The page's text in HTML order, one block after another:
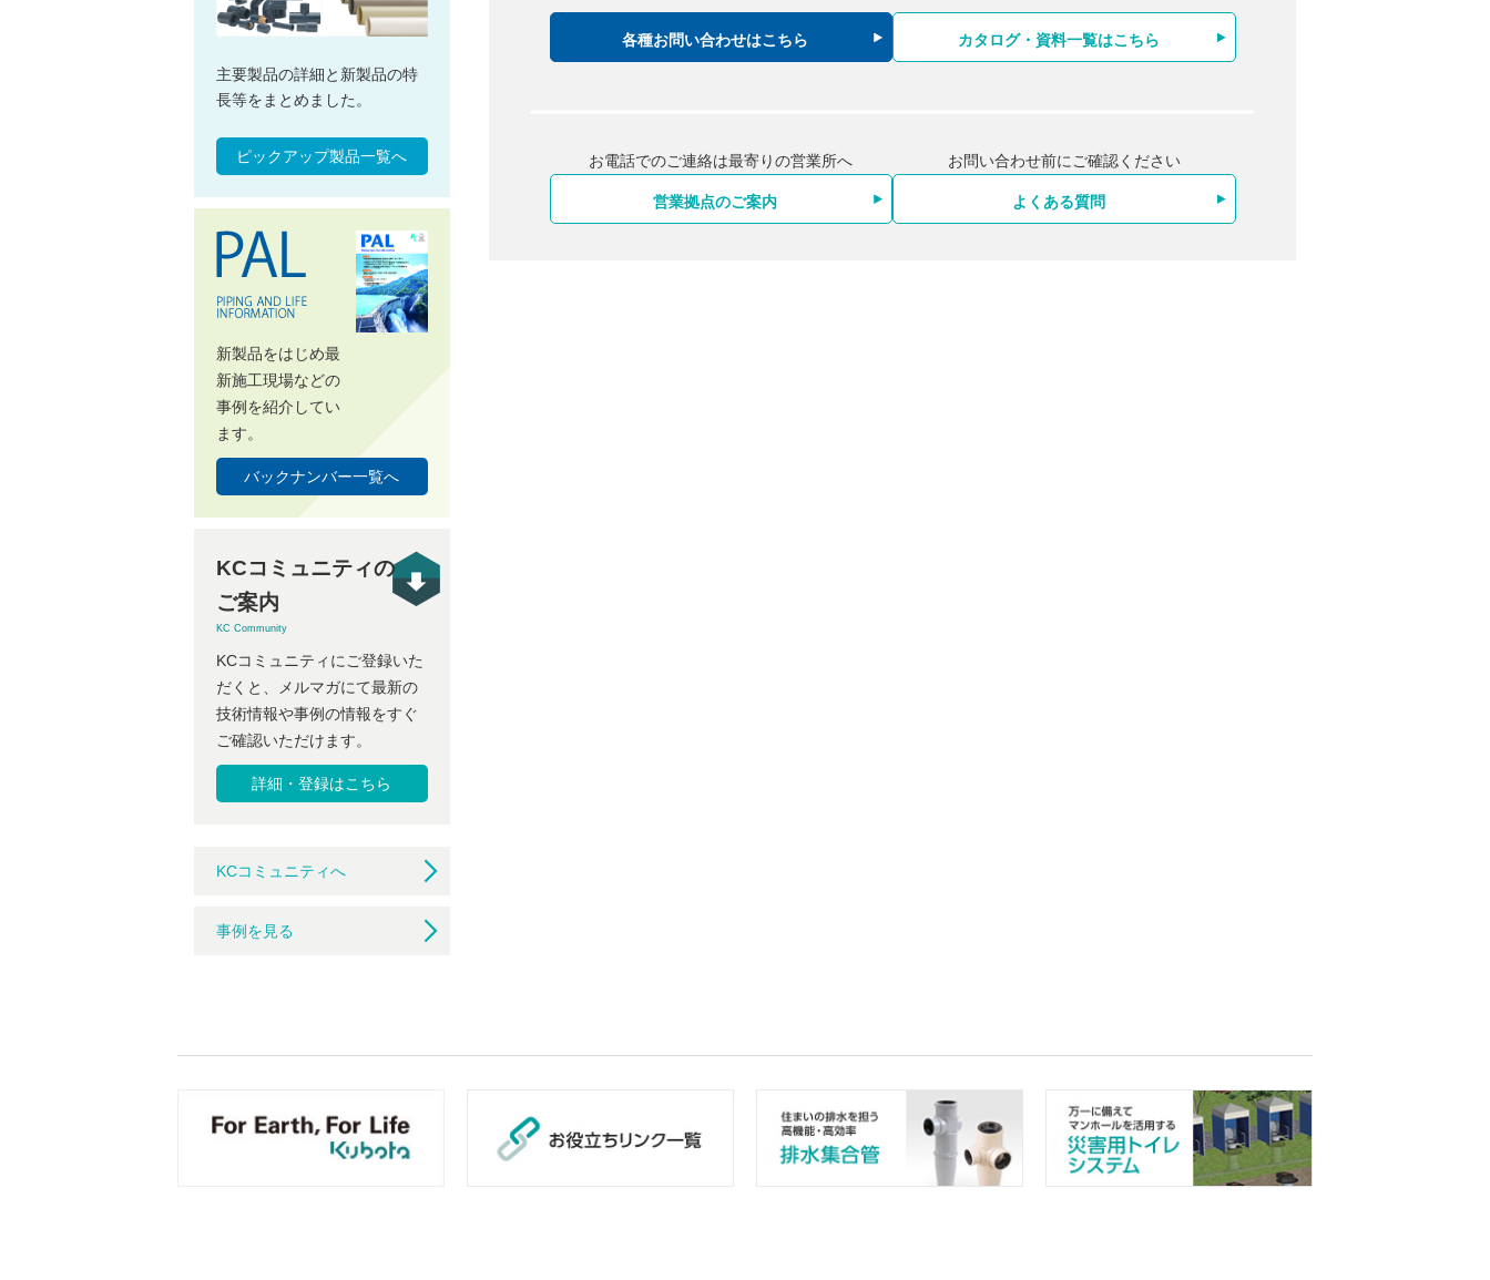
各種お問い合わせはこちら カタログ・資料一覧はこちら
お電話でのご連絡は最寄りの営業所へ
営業拠点のご案内
お問い合わせ前にご確認ください
よくある質問
主要製品の詳細と新製品の特
長等をまとめました。
ピックアップ製品一覧へ
新製品をはじめ最
新施工現場などの
事例を紹介してい
ます。
バックナンバー一覧へ
KCコミュニティの
ご案内
KC Community
KCコミュニティにご登録いた
だくと、メルマガにて最新の
技術情報や事例の情報をすぐ
ご確認いただけます。
詳細・登録はこちら
KCコミュニティへ
事例を見る